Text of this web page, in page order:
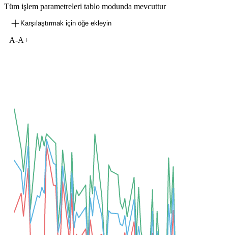
Tüm işlem parametreleri tablo modunda mevcuttur
Karşılaştırmak için öğe ekleyin